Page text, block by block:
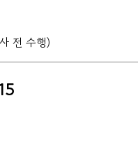
전 수행)